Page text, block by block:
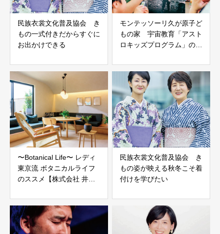
民族衣裳文化普及協会 き
もの一式付きだからすぐに
お出かけできる
モンテッソーリ久が原子ど
もの家 宇宙教育「アスト
ロキッズプログラム」のイ
〜Botanical Life〜 レディ
東京流 ボタニカルライフ
のススメ【株式会社 井上
民族衣裳文化普及協会 き
もの姿が映える秋冬こそ着
付けを学びたい